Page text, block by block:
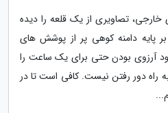
خارجی، تصاویری از یک قلعه را دیده
پایه دامنه کوهی پر از پوشش های
آرزوی بودن حتی برای یک ساعت را
راه دور رفتن نیست. کافی است تا در